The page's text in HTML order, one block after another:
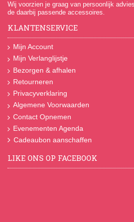
Wij voorzien je graag van persoonlijk
de daarbij passende accessoires.
KLANTENSERVICE
Mijn Account
Mijn Verlanglijstje
Bezorgen & afhalen
Retourneren
Privacyverklaring
Algemene Voorwaarden
Contact Opnemen
Evenementen Agenda
Cadeaubon aanschaffen
LIKE ONS OP FACEBOOK